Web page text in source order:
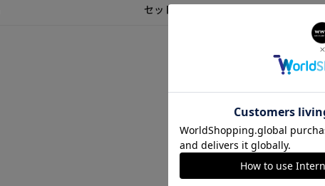
セット内容：箱 保証書